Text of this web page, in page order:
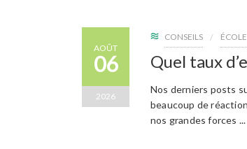
AOÛT
06
2026
CONSEILS ÉCOLE
Quel taux
Nos derniers posts
beaucoup de
nos grandes forces ...